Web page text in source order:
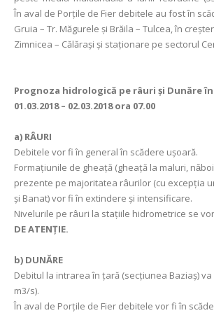
În aval de Porţile de Fier debitele au fost în
Gruia – Tr. Măgurele și Brăila – Tulcea, în
Zimnicea – Călărași și staționare pe sectorul
Prognoza hidrologică pe râuri şi Dunăre
01.03.2018 – 02.03.2018 ora 07.00
a) RÂURI
Debitele vor fi în general în scădere uşoară.
Formaţiunile de gheaţă (gheaţă la maluri,
prezente pe majoritatea râurilor (cu excepția
și Banat) vor fi în extindere și intensificare.
Nivelurile pe râuri la staţiile hidrometrice se
DE ATENŢIE.
b) DUNĂRE
Debitul la intrarea în ţară (secţiunea Baziaş) va
m3/s).
În aval de Porţile de Fier debitele vor fi în